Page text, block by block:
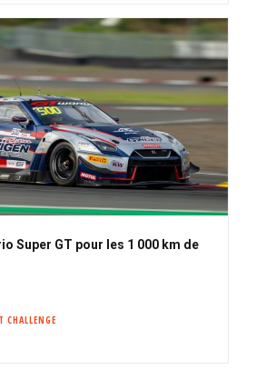
Super GT pour les 1 000 km de